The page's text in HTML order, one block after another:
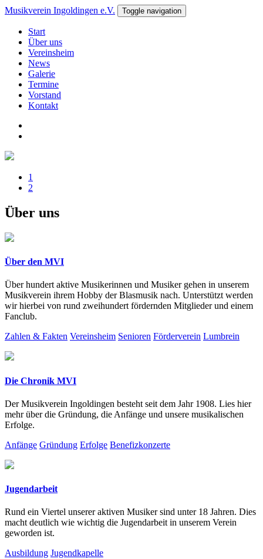
Musikverein Ingoldingen e.V. Toggle navigation
Start
Über uns
Vereinsheim
News
Galerie
Termine
Vorstand
Kontakt
1
2
Über uns
Über den MVI
Über hundert aktive Musikerinnen und Musiker gehen in unserem
Musikverein ihrem Hobby der Blasmusik nach. Unterstützt werden
wir hierbei von rund zweihundert fördernden Mitglieder und einem
Fanclub.
Zahlen & Fakten Vereinsheim Senioren Förderverein Lumbrein
Die Chronik MVI
Der Musikverein Ingoldingen besteht seit dem Jahr 1908. Lies hier
mehr über die Gründung, die Anfänge und unsere musikalischen
Erfolge.
Anfänge Gründung Erfolge Benefizkonzerte
Jugendarbeit
Rund ein Viertel unserer aktiven Musiker sind unter 18 Jahren. Dies
macht deutlich wie wichtig die Jugendarbeit in unserem Verein
geworden ist.
Ausbildung Jugendkapelle